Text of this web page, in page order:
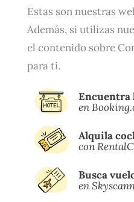
Estas son nuestras
Además, si utilizas
el contenido sobre
para ti.
Encuentra
en
Alquila
con
Busca
en